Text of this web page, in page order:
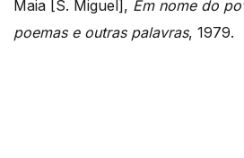
Maia [S. Miguel], Em nome do
poemas e outras palavras, 1979.